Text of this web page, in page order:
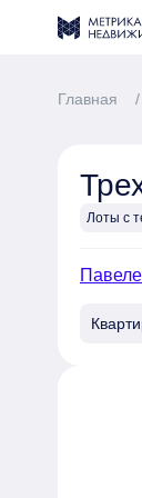
Главная /
Лоты с